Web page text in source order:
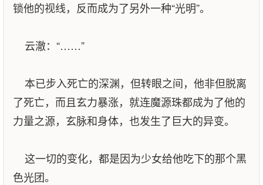
锁他的视线，反而成为了另外一种“光明”。
云澈：“……”
本已步入死亡的深渊，但转眼之间，他非但脱离
了死亡，而且玄力暴涨，就连魔源珠都成为了他的
力量之源，玄脉和身体，也发生了巨大的异变。
这一切的变化，都是因为少女给他吃下的那个黑
色光团。